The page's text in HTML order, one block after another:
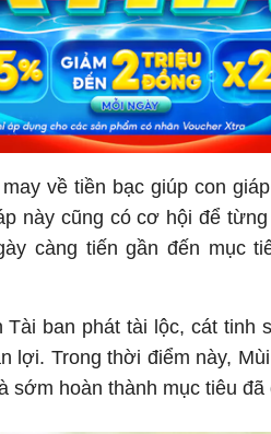
về tiền bạc giúp con
này cũng có cơ hội để
càng tiến gần đến mục
ban phát tài lộc, cát tinh
lợi. Trong thời điểm này,
sớm hoàn thành mục tiêu đã